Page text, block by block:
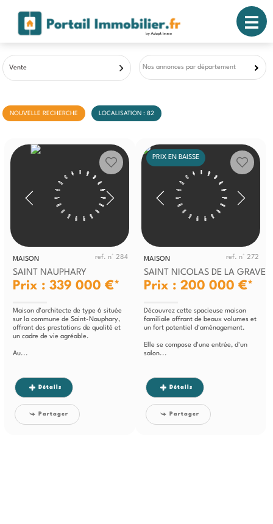
Vente Nos annonces par département
NOUVELLE RECHERCHE LOCALISATION : 82
MAISON ref. n° 284
SAINT NAUPHARY
Prix : 339 000 €*
Maison d’architecte de type 6 située
sur la commune de Saint-Nauphary,
offrant des prestations de qualité et
un cadre de vie agréable.
Au...
Détails
Partager
PRIX EN BAISSE
MAISON ref. n° 272
SAINT NICOLAS DE LA GRAVE
Prix : 200 000 €*
Découvrez cette spacieuse maison
familiale offrant de beaux volumes et
un fort potentiel d'aménagement.
Elle se compose d'une entrée, d'un
salon...
Détails
Partager